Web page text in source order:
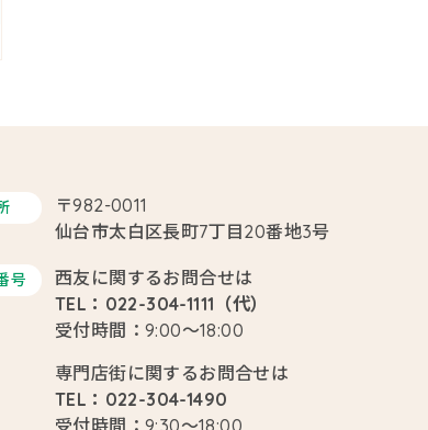
〒982-0011
仙台市太白区長町7丁目20番地3号
号
西友に関するお問合せは
TEL：022-304-1111（代）
受付時間：9:00～18:00
専門店街に関するお問合せは
TEL：022-304-1490
受付時間：9:30～18:00